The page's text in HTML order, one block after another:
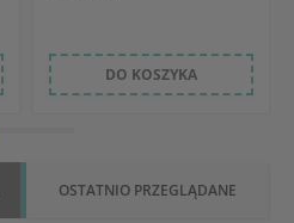
DO KOSZYKA
OSTATNIO PRZEGLĄDANE